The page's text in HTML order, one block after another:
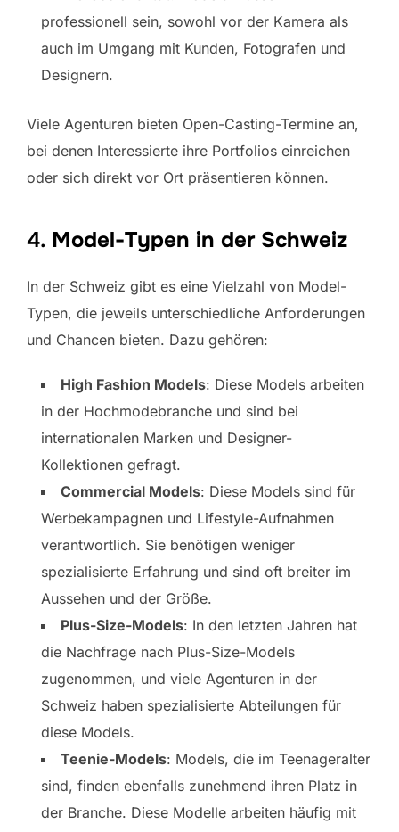
professionell sein, sowohl vor der Kamera als
auch im Umgang mit Kunden, Fotografen und
Designern.
Viele Agenturen bieten Open-Casting-Termine an,
bei denen Interessierte ihre Portfolios einreichen
oder sich direkt vor Ort präsentieren können.
4. Model-Typen in der Schweiz
In der Schweiz gibt es eine Vielzahl von Model-
Typen, die jeweils unterschiedliche Anforderungen
und Chancen bieten. Dazu gehören:
High Fashion Models: Diese Models arbeiten
in der Hochmodebranche und sind bei
internationalen Marken und Designer-
Kollektionen gefragt.
Commercial Models: Diese Models sind für
Werbekampagnen und Lifestyle-Aufnahmen
verantwortlich. Sie benötigen weniger
spezialisierte Erfahrung und sind oft breiter im
Aussehen und der Größe.
Plus-Size-Models: In den letzten Jahren hat
die Nachfrage nach Plus-Size-Models
zugenommen, und viele Agenturen in der
Schweiz haben spezialisierte Abteilungen für
diese Models.
Teenie-Models: Models, die im Teenageralter
sind, finden ebenfalls zunehmend ihren Platz in
der Branche. Diese Modelle arbeiten häufig mit